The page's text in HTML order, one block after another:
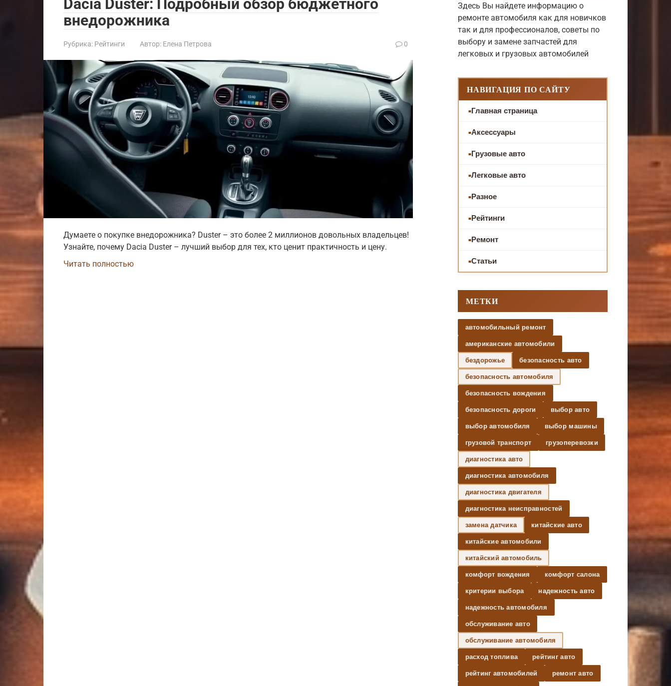
Dacia Duster: Подробный обзор бюджетного
внедорожника
Рубрика: Рейтинги Автор: Елена Петрова 0
Думаете о покупке внедорожника? Duster – это более 2 миллионов довольных владельцев!
Узнайте, почему Dacia Duster – лучший выбор для тех, кто ценит практичность и цену.
Читать полностью
Здесь Вы найдете информацию о
ремонте автомобиля как для новичков
так и для профессионалов, советы по
выбору и замене запчастей для
легковых и грузовых автомобилей
НАВИГАЦИЯ ПО САЙТУ
Главная страница
Аксессуары
Грузовые авто
Легковые авто
Разное
Рейтинги
Ремонт
Статьи
МЕТКИ
автомобильный ремонт
американские автомобили
бездорожье безопасность авто
безопасность автомобиля
безопасность вождения
безопасность дороги выбор авто
выбор автомобиля выбор машины
грузовой транспорт грузоперевозки
диагностика авто
диагностика автомобиля
диагностика двигателя
диагностика неисправностей
замена датчика китайские авто
китайские автомобили
китайский автомобиль
комфорт вождения комфорт салона
критерии выбора надежность авто
надежность автомобиля
обслуживание авто
обслуживание автомобиля
расход топлива рейтинг авто
рейтинг автомобилей ремонт авто